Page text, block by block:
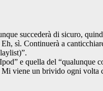
succederà di sicuro,
sì. Continuerà a
e quella del
viene un brivido ogni